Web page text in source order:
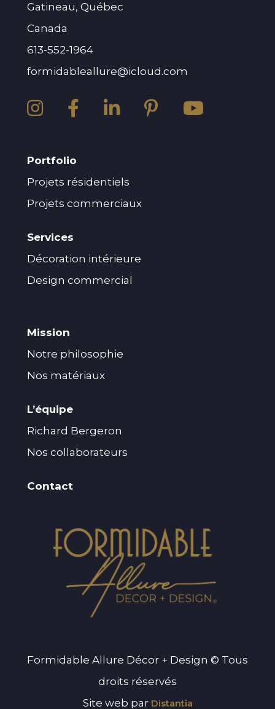
Gatineau, Québec
Canada
613-552-1964
formidableallure@icloud.com
Portfolio
Projets résidentiels
Projets commerciaux
Services
Décoration intérieure
Design commercial
Mission
Notre philosophie
Nos matériaux
L’équipe
Richard Bergeron
Nos collaborateurs
Contact
Formidable Allure Décor + Design © Tous
droits réservés
Site web par Distantia